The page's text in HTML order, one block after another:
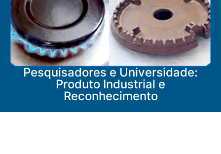
Pesquisadores e Universidade:
Produto Industrial e
Reconhecimento